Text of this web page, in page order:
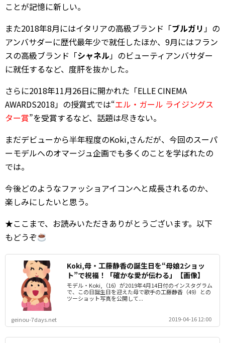
ことが記憶に新しい。
また2018年8月にはイタリアの高級ブランド「ブルガリ」の
アンバサダーに歴代最年少で就任したほか、9月にはフラン
スの高級ブランド「シャネル」のビューティアンバサダー
に就任するなど、度肝を抜かした。
さらに2018年11月26日に開かれた「ELLE CINEMA
AWARDS2018」の授賞式では“エル・ガール ライジングス
ター賞”を受賞するなど、話題は尽きない。
まだデビューから半年程度のKoki,さんだが、今回のスーパ
ーモデルへのオマージュ企画でも多くのことを学ばれたの
では。
今後どのようなファッショアイコンへと成長されるのか、
楽しみにしたいと思う。
★ここまで、お読みいただきありがとうございます。以下
もどうぞ
Koki,母・工藤静香の誕生日を“母娘2ショッ
ト”で祝福！「確かな愛が伝わる」【画像】
モデル・Koki,（16）が2019年4月14日付のインスタグラム
で、この日誕生日を迎えた母で歌手の工藤静香（49）との
ツーショット写真を公開して...
geinou-7days.net 2019-04-16 12:00